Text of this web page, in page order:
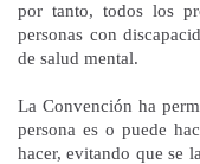
por tanto, todos los
personas con
de salud mental.
La Convención ha
persona es o puede
hacer, evitando que se